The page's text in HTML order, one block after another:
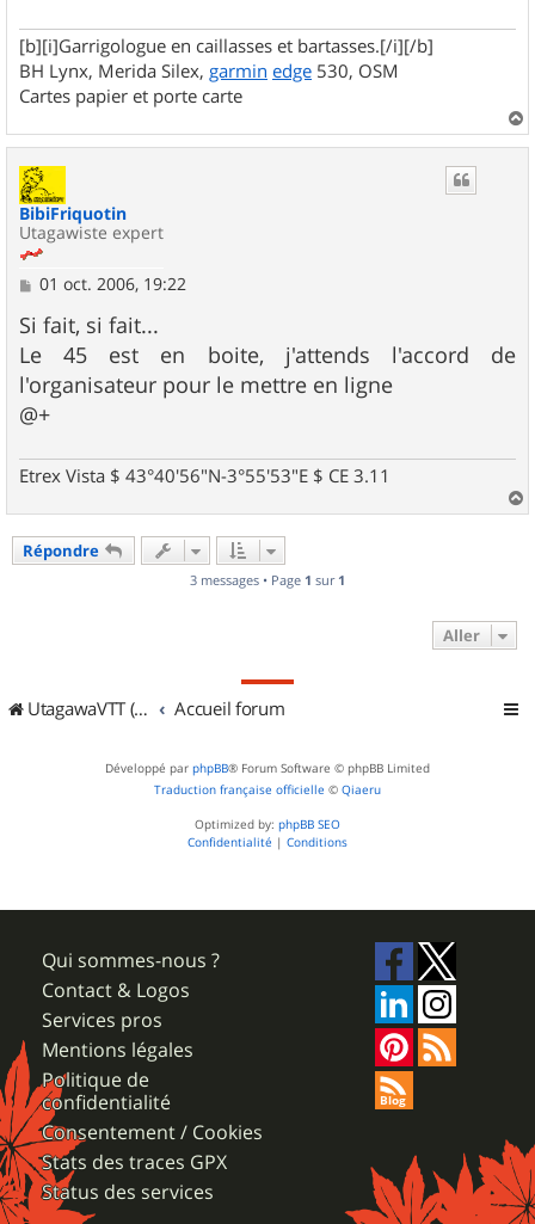
[b][i]Garrigologue en caillasses et bartasses.[/i][/b]
BH Lynx, Merida Silex, garmin edge 530, OSM
Cartes papier et porte carte
a
BibiFriquotin
Utagawiste expert
M
s
s
a
g
e
01 oct. 2006, 19:22
Si fait, si fait...
Le 45 est en boite, j'attends l'accord de
l'organisateur pour le mettre en ligne
@+
Etrex Vista $ 43°40'56"N-3°55'53"E $ CE 3.11
a
Répondre
3 messages • Page 1 sur 1
Aller
UtagawaVTT (Randos VTT et VTTAE avec traces GPS) Accueil forum
Développé par phpBB® Forum Software © phpBB Limited
Traduction française officielle © Qiaeru
Optimized by: phpBB SEO
Confidentialité | Conditions
Qui sommes-nous ?
Contact & Logos
Services pros
Mentions légales
Politique de
confidentialité
Consentement / Cookies
Stats des traces GPX
Status des services